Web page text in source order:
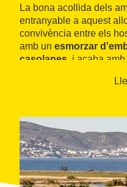
La bona acollida dels
entranyable a aquest
convivència entre els
amb un esmorzar
casolanes , i acaba